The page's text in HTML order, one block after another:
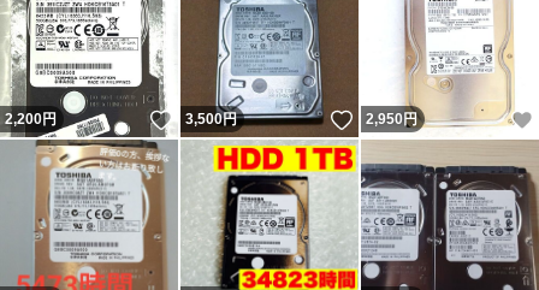
2,200円 いいね！
3,500円 いいね！
2,950円